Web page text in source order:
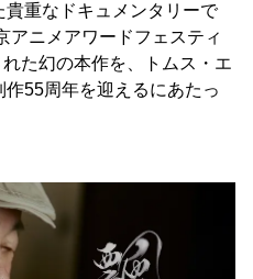
重なドキュメンタリーで
アニメアワードフェスティ
た幻の本作を、トムス・エ
55周年を迎えるにあたっ